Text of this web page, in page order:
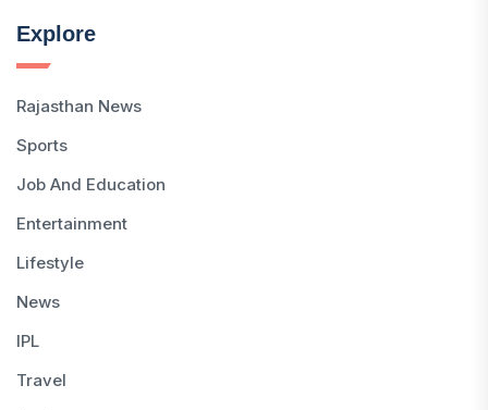
Explore
Rajasthan News
Sports
Job And Education
Entertainment
Lifestyle
News
IPL
Travel